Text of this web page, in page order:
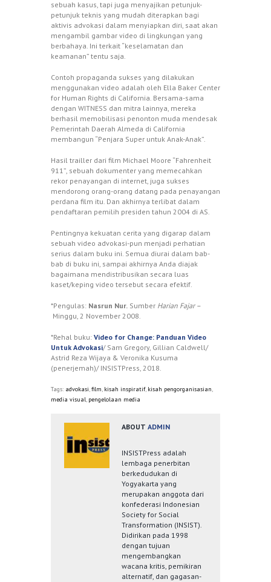
sebuah kasus, tapi juga menyajikan petunjuk-
petunjuk teknis yang mudah diterapkan bagi
aktivis advokasi dalam menyiapkan diri, saat akan
mengambil gambar video di lingkungan yang
berbahaya. Ini terkait “keselamatan dan
keamanan” tentu saja.
Contoh propaganda sukses yang dilakukan
menggunakan video adalah oleh Ella Baker Center
for Human Rights di California. Bersama-sama
dengan WITNESS dan mitra lainnya, mereka
berhasil memobilisasi penonton muda mendesak
Pemerintah Daerah Almeda di California
membangun “Penjara Super untuk Anak-Anak”.
Hasil trailler dari film Michael Moore “Fahrenheit
911”, sebuah dokumenter yang memecahkan
rekor penayangan di internet, juga sukses
mendorong orang-orang datang pada penayangan
perdana film itu. Dan akhirnya terlibat dalam
pendaftaran pemilih presiden tahun 2004 di AS.
Pentingnya kekuatan cerita yang digarap dalam
sebuah video advokasi-pun menjadi perhatian
serius dalam buku ini. Semua diurai dalam bab-
bab di buku ini, sampai akhirnya Anda diajak
bagaimana mendistribusikan secara luas
kaset/keping video tersebut secara efektif.
*Pengulas: Nasrun Nur. Sumber Harian Fajar –
Minggu, 2 November 2008.
*Rehal buku: Video for Change: Panduan Video
Untuk Advokasi/ Sam Gregory, Gillian Caldwell/
Astrid Reza Wijaya & Veronika Kusuma
(penerjemah)/ INSISTPress, 2018.
Tags: advokasi,film, kisah inspiratif, kisah pengorganisasian
media visual, pengelolaan media
ABOUTADMIN
INSISTPress adalah
lembaga penerbitan
berkedudukan di
Yogyakarta yang
merupakan anggota dari
konfederasi Indonesian
Society for Social
Transformation (INSIST).
Didirikan pada 1998
dengan tujuan
mengembangkan
wacana kritis, pemikiran
alternatif, dan gagasan-